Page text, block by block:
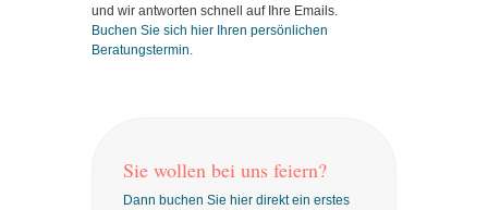
und wir antworten schnell auf Ihre Emails.
Buchen Sie sich hier Ihren persönlichen
Beratungstermin.
Sie wollen bei uns feiern?
Dann buchen Sie hier direkt ein erstes